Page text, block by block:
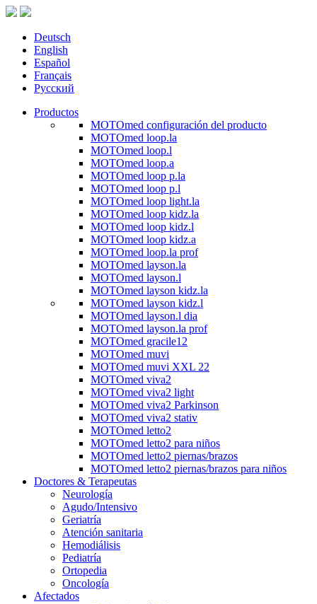
Deutsch
English
Español
Français
Русский
Productos
MOTOmed configuración del producto
MOTOmed loop.la
MOTOmed loop.l
MOTOmed loop.a
MOTOmed loop p.la
MOTOmed loop p.l
MOTOmed loop light.la
MOTOmed loop kidz.la
MOTOmed loop kidz.l
MOTOmed loop kidz.a
MOTOmed loop.la prof
MOTOmed layson.la
MOTOmed layson.l
MOTOmed layson kidz.la
MOTOmed layson kidz.l
MOTOmed layson.l dia
MOTOmed layson.la prof
MOTOmed gracile12
MOTOmed muvi
MOTOmed muvi XXL 22
MOTOmed viva2
MOTOmed viva2 light
MOTOmed viva2 Parkinson
MOTOmed viva2 stativ
MOTOmed letto2
MOTOmed letto2 para niños
MOTOmed letto2 piernas/brazos
MOTOmed letto2 piernas/brazos para niños
Doctores & Terapeutas
Neurología
Agudo/Intensivo
Geriatría
Atención sanitaria
Hemodiálisis
Pediatría
Ortopedia
Oncología
Afectados